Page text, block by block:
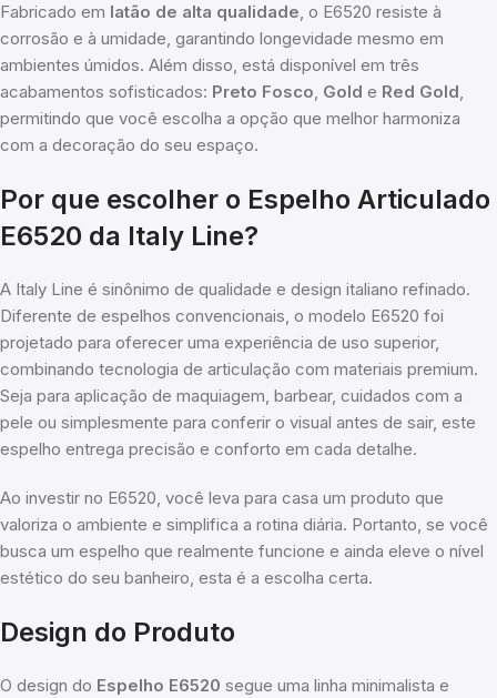
Fabricado em latão de alta qualidade, o E6520 resiste à
corrosão e à umidade, garantindo longevidade mesmo em
ambientes úmidos. Além disso, está disponível em três
acabamentos sofisticados: Preto Fosco, Gold e Red Gold,
permitindo que você escolha a opção que melhor harmoniza
com a decoração do seu espaço.
Por que escolher o Espelho Articulado
E6520 da Italy Line?
A Italy Line é sinônimo de qualidade e design italiano refinado.
Diferente de espelhos convencionais, o modelo E6520 foi
projetado para oferecer uma experiência de uso superior,
combinando tecnologia de articulação com materiais premium.
Seja para aplicação de maquiagem, barbear, cuidados com a
pele ou simplesmente para conferir o visual antes de sair, este
espelho entrega precisão e conforto em cada detalhe.
Ao investir no E6520, você leva para casa um produto que
valoriza o ambiente e simplifica a rotina diária. Portanto, se você
busca um espelho que realmente funcione e ainda eleve o nível
estético do seu banheiro, esta é a escolha certa.
Design do Produto
O design do Espelho E6520 segue uma linha minimalista e